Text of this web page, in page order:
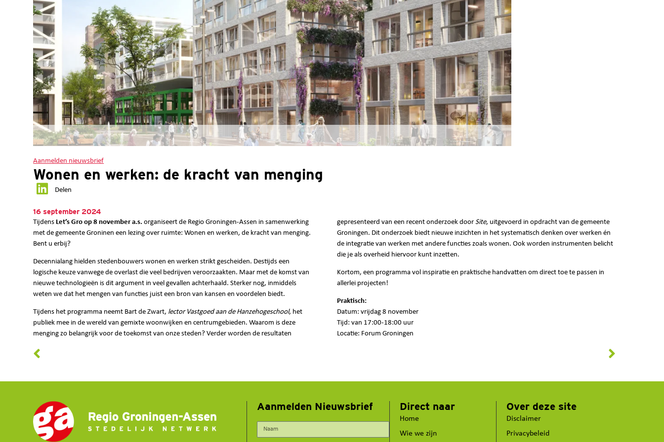
Aanmelden nieuwsbrief
Wonen en werken: de kracht van menging
Delen
16 september 2024
Tijdens Let’s Gro op 8 november a.s. organiseert de Regio Groningen-Assen in samenwerking
met de gemeente Groninen een lezing over ruimte: Wonen en werken, de kracht van menging.
Bent u erbij?
Decennialang hielden stedenbouwers wonen en werken strikt gescheiden. Destijds een
logische keuze vanwege de overlast die veel bedrijven veroorzaakten. Maar met de komst van
nieuwe technologieën is dit argument in veel gevallen achterhaald. Sterker nog, inmiddels
weten we dat het mengen van functies juist een bron van kansen en voordelen biedt.
Tijdens het programma neemt Bart de Zwart, lector Vastgoed aan de Hanzehogeschool, het
publiek mee in de wereld van gemixte woonwijken en centrumgebieden. Waarom is deze
menging zo belangrijk voor de toekomst van onze steden? Verder worden de resultaten
gepresenteerd van een recent onderzoek door Site, uitgevoerd in opdracht van de gemeente
Groningen. Dit onderzoek biedt nieuwe inzichten in het systematisch denken over werken én
de integratie van werken met andere functies zoals wonen. Ook worden instrumenten belicht
die je als overheid hiervoor kunt inzetten.
Kortom, een programma vol inspiratie en praktische handvatten om direct toe te passen in
allerlei projecten!
Praktisch:
Datum: vrijdag 8 november
Tijd: van 17:00-18:00 uur
Locatie: Forum Groningen
Aanmelden Nieuwsbrief Direct naar
Home
Wie we zijn
Over deze site
Disclaimer
Privacybeleid